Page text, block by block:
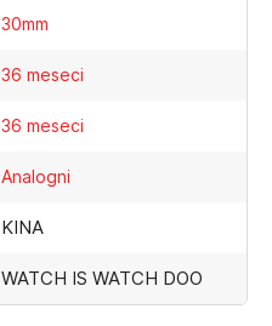
30mm
36 meseci
36 meseci
Analogni
KINA
WATCH IS WATCH DOO